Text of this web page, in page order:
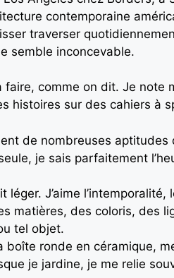
contemporaine
traverser
semble inconcevable.
comme on dit. Je note
histoires sur des cahiers à
de nombreuses
je sais parfaitement
léger. J’aime
matières, des coloris, des
tel objet.
boîte ronde en céramique,
je jardine, je me relie